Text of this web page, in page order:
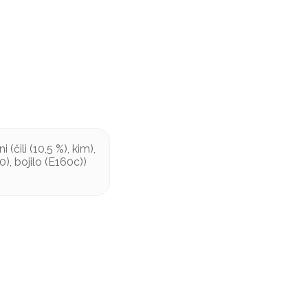
(čili (10,5 %), kim),
bojilo (E160c))